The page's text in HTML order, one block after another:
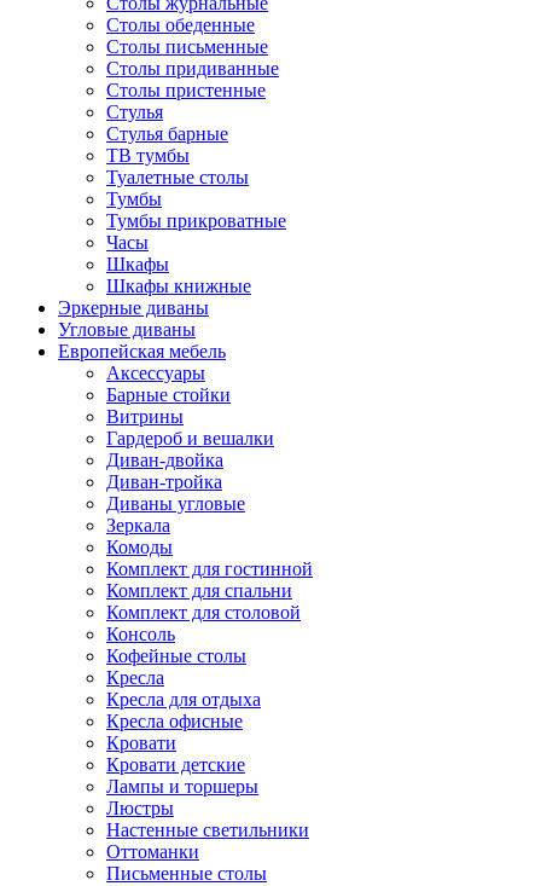
Столы обеденные
Столы письменные
Столы придиванные
Столы пристенные
Стулья
Стулья барные
ТВ тумбы
Туалетные столы
Тумбы
Тумбы прикроватные
Часы
Шкафы
Шкафы книжные
Эркерные диваны
Угловые диваны
Европейская мебель
Аксессуары
Барные стойки
Витрины
Гардероб и вешалки
Диван-двойка
Диван-тройка
Диваны угловые
Зеркала
Комоды
Комплект для гостинной
Комплект для спальни
Комплект для столовой
Консоль
Кофейные столы
Кресла
Кресла для отдыха
Кресла офисные
Кровати
Кровати детские
Лампы и торшеры
Люстры
Настенные светильники
Оттоманки
Письменные столы